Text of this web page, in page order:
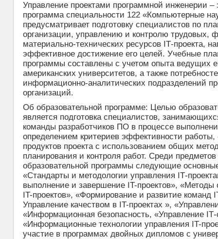
Управление проектами программной инженерии –
программа специальности 122 «Компьютерные
предусматривает подготовку специалистов по
организации, управлению и контролю трудовых,
материально-технических ресурсов ІТ-проекта,
эффективное достижение его целей. Учебные
программы составлены с учетом опыта ведущих
американских университетов, а также
информационно-аналитических подразделений
организаций.
Об образовательной программе: Целью
является подготовка специалистов,
команды разработчиков ПО в процессе
определением критериев эффективности работы,
продуктов проекта с использованием общих
планирования и контроля работ. Среди предметов
образовательной программы следующие
«Стандарты и методологии управления ІТ-
выполнение и завершение IT-проектов», «Методы
IT-проектов», «Формирование и развитие команд
Управление качеством в IT-проектах »,
«Информационная безопасность, «Управление
«Информационные технологии управления IT-
участие в программах двойных дипломов с